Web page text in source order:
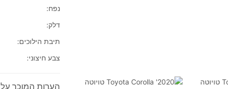
נפח:
דלק:
תיבת הילוכים:
צבע חיצוני:
הערות המוכר על 2020' Toyota Corolla טויוטה קורולה